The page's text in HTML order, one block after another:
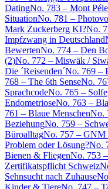
DatingNo. 783 – Mont
SituationNo. 781 –
Mark Zuckerberg KI?No.
Impfzwang in Deutschland
BewertenNo. 774 – Den
(2)No. 772 – Miswäk /
Die ´Reisenden´No. 769 –
768 – The 6th SenseNo.
SprachcodeNo. 765 –
EndometrioseNo. 763 –
761 – Blaue MenschenNo.
BeziehungNo. 759 –
BüroalltagNo. 757 – GNM
Problem oder Lösung?No.
Bienen & FliegenNo. 753
Zertifikatspflicht Schweiz
Sehnsucht nach Zuhause
Kinder & TiereNo. 747 –